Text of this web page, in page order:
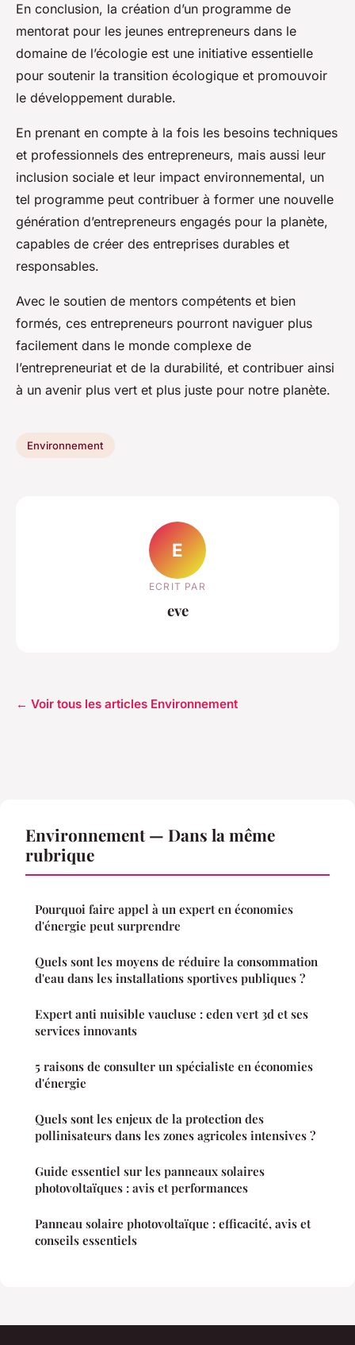
En conclusion, la création d’un programme de
mentorat pour les jeunes entrepreneurs dans le
domaine de l’écologie est une initiative essentielle
pour soutenir la transition écologique et promouvoir
le développement durable.
En prenant en compte à la fois les besoins techniques
et professionnels des entrepreneurs, mais aussi leur
inclusion sociale et leur impact environnemental, un
tel programme peut contribuer à former une nouvelle
génération d’entrepreneurs engagés pour la planète,
capables de créer des entreprises durables et
responsables.
Avec le soutien de mentors compétents et bien
formés, ces entrepreneurs pourront naviguer plus
facilement dans le monde complexe de
l’entrepreneuriat et de la durabilité, et contribuer ainsi
à un avenir plus vert et plus juste pour notre planète.
Environnement
E
ECRIT PAR
eve
← Voir tous les articles Environnement
Environnement — Dans la même
rubrique
Pourquoi faire appel à un expert en économies
d'énergie peut surprendre
Quels sont les moyens de réduire la consommation
d'eau dans les installations sportives publiques ?
Expert anti nuisible vaucluse : eden vert 3d et ses
services innovants
5 raisons de consulter un spécialiste en économies
d'énergie
Quels sont les enjeux de la protection des
pollinisateurs dans les zones agricoles intensives ?
Guide essentiel sur les panneaux solaires
photovoltaïques : avis et performances
Panneau solaire photovoltaïque : efficacité, avis et
conseils essentiels